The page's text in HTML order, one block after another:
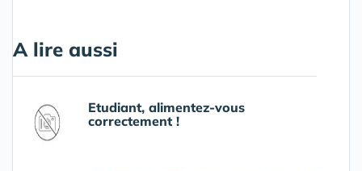
A lire aussi
Etudiant, alimentez-vous
correctement !